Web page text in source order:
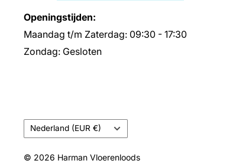
Openingstijden:
Maandag t/m Zaterdag: 09:30 - 17:30
Zondag: Gesloten
Land/regio
Nederland (EUR €)
© 2026 Harman Vloerenloods